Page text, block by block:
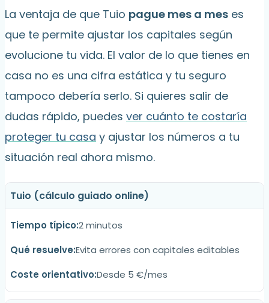
La ventaja de que Tuio pague mes a mes es
que te permite ajustar los capitales según
evolucione tu vida. El valor de lo que tienes en
casa no es una cifra estática y tu seguro
tampoco debería serlo. Si quieres salir de
dudas rápido, puedes ver cuánto te costaría
proteger tu casa y ajustar los números a tu
situación real ahora mismo.
Tuio (cálculo guiado online)
2 minutos
Evita errores con capitales editables
Desde 5 €/mes